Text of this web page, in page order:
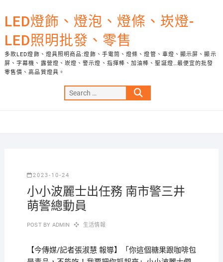
to
content
LED燈飾、燈泡、燈條、崁燈-
LED照明批發、零售
多款LED燈飾、燈具照明商品:燈飾、手電筒、燈條、燈管、車燈、顯示屏、顯示
屏、字幕機、露營燈、崁燈、警示燈、指揮棒、加油棒、聖誕燈…最便宜的批發
零售價、高品質燈具。
Search
…
2023-10-24
小小波麗士出任務 南市警三井
萌警總動員
POST BY ADMIN 生活情報
【今傳媒/記者張淑慧 報導】「你這個糖果跟咖啡包